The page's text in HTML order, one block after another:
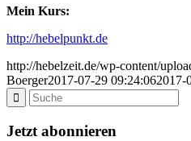
Mein Kurs:
http://hebelpunkt.de
http://hebelzeit.de/wp-content/
Boerger2017-07-29 09:24:062017-
Jetzt abonnieren